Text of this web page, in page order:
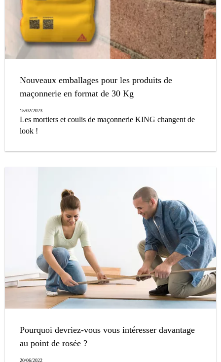
Nouveaux emballages pour les produits de
maçonnerie en format de 30 Kg
15/02/2023
Les mortiers et coulis de maçonnerie KING changent de
look !
Pourquoi devriez-vous vous intéresser davantage
au point de rosée ?
20/06/2022